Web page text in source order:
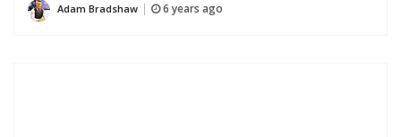
Adam Bradshaw 6 years ago